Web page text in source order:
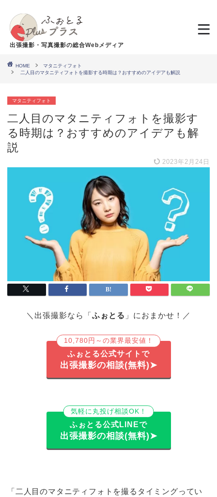
出張撮影・写真撮影の総合Webメディア
HOME
マタニティフォト
二人目のマタニティフォトを撮影する時期は？おすすめのアイデアも解説
マタニティフォト
二人目のマタニティフォトを撮影す
る時期は？おすすめのアイデアも解
説
2023年2月24日
＼出張撮影なら「 ふぉとる 」におまかせ！／
10,780円～の業界最安値！
ふぉとる公式サイトで
出張撮影の相談(無料)➤
気軽に丸投げ相談OK！
ふぉとる公式LINEで
出張撮影の相談(無料)➤
「二人目のマタニティフォトを撮るタイミングってい